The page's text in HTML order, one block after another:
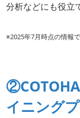
分析などにも役立
※2025年7月時点の情報で
イニング